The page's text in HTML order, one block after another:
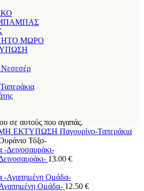
ΜΩΡΟ
Νεσεσέρ
σε αυτούς που αγαπάς.
ΕΚΤΥΠΩΣΗ Παγουρίνο-Ταπεράκια
Τόξο-
13.00 €
Ομάδα- 12.50 €